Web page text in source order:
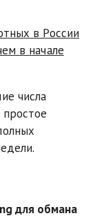
в России
в начале
числа
для обмана